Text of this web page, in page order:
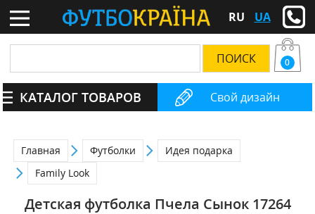
RU UA
Свой дизайн
0
КАТАЛОГ ТОВАРОВ
Главная Футболки
Идея подарка
Family Look
Детская футболка Пчела Сынок 17264